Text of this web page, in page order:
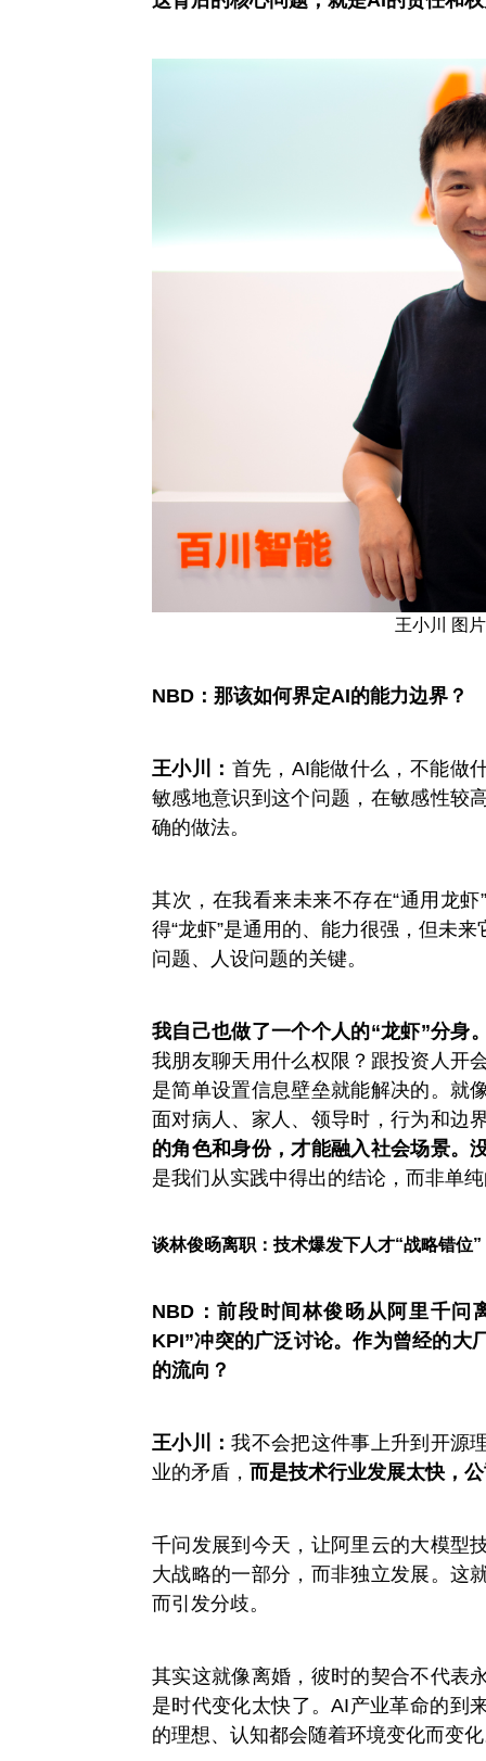
王小川 图
NBD：那该如何界定AI的能力边界？
王小川： 首先，AI能做什么，不能做
敏感地意识到这个问题，在敏感性较
确的做法。
其次，在我看来未来不存在“通用龙虾
得“龙虾”是通用的、能力很强，但未
问题、人设问题的关键。
我自己也做了一个个人的“龙虾”分身
我朋友聊天用什么权限？跟投资人开
是简单设置信息壁垒就能解决的。就
面对病人、家人、领导时，行为和边
的角色和身份，才能融入社会场景。
是我们从实践中得出的结论，而非单
谈林俊旸离职：技术爆发下人才“战略错位”
NBD：前段时间林俊旸从阿里千问
KPI”冲突的广泛讨论。作为曾经的大
的流向？
王小川：我不会把这件事上升到开源
业的矛盾， 而是技术行业发展太快，
千问发展到今天，让阿里云的大模型
大战略的一部分，而非独立发展。这
而引发分歧。
其实这就像离婚，彼时的契合不代表
是时代变化太快了。AI产业革命的到
的理想、认知都会随着环境变化而变